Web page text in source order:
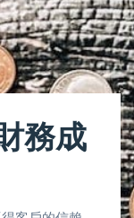
務成